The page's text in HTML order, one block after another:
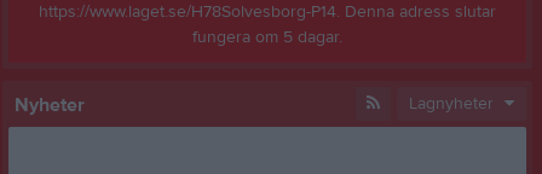
https://www.laget.se/H78Solvesborg-P14. Denna adress slutar
fungera om 5 dagar.
Nyheter Lagnyheter